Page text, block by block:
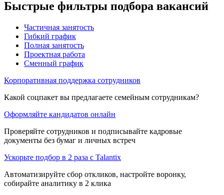
Быстрые фильтры подбора вакансий
Частичная занятость
Гибкий график
Полная занятость
Проектная работа
Сменный график
Корпоративная поддержка сотрудников
Какой соцпакет вы предлагаете семейным сотрудникам?
Оформляйте кандидатов онлайн
Проверяйте сотрудников и подписывайте кадровые
документы без бумаг и личных встреч
Ускорьте подбор в 2 раза с Talantix
Автоматизируйте сбор откликов, настройте воронку,
собирайте аналитику в 2 клика